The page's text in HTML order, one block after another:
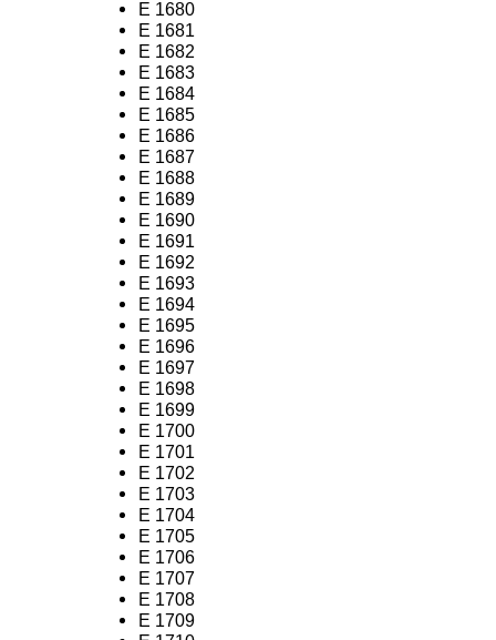
E 1680
E 1681
E 1682
E 1683
E 1684
E 1685
E 1686
E 1687
E 1688
E 1689
E 1690
E 1691
E 1692
E 1693
E 1694
E 1695
E 1696
E 1697
E 1698
E 1699
E 1700
E 1701
E 1702
E 1703
E 1704
E 1705
E 1706
E 1707
E 1708
E 1709